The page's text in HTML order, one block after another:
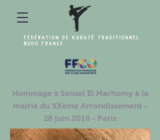
Hommage à Senseï El Marhomy à la
mairie du XXème Arrondissement -
28 juin 2018 - Paris